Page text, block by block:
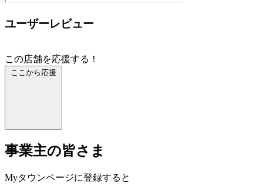
ユーザーレビュー
この店舗を応援する！
ここから応援
事業主の皆さま
Myタウンページに登録すると